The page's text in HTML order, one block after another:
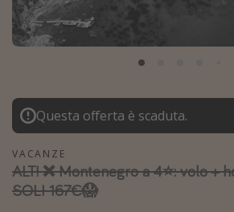
Grecia
Baleari
Tunisia
Malta
Canarie
Capo Verde
Questa offerta è scaduta.
VACANZE
ALT! ❌ Montenegro a 4⭐️: volo +
SOLI 167€😱